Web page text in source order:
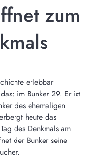
zum
erlebbar
im Bunker 29. Er ist
des ehemaligen
heute das
des Denkmals am
der Bunker seine